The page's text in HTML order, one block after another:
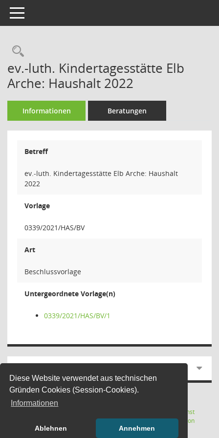
Diese Website verwendet aus technischen
Gründen Cookies (Session-Cookies).
Informationen
Ablehnen Annehmen
Toggle navigation
Rechercheauswahl
ev.-luth. Kindertagesstätte Elb
Arche: Haushalt 2022
Informationen Beratungen
Betreff
ev.-luth. Kindertagesstätte Elb Arche: Haushalt
2022
Vorlage
0339/2021/HAS/BV
Art
Beschlussvorlage
Untergeordnete Vorlage(n)
0339/2021/HAS/BV/1
Sitzungsdienst
Session(Wird in